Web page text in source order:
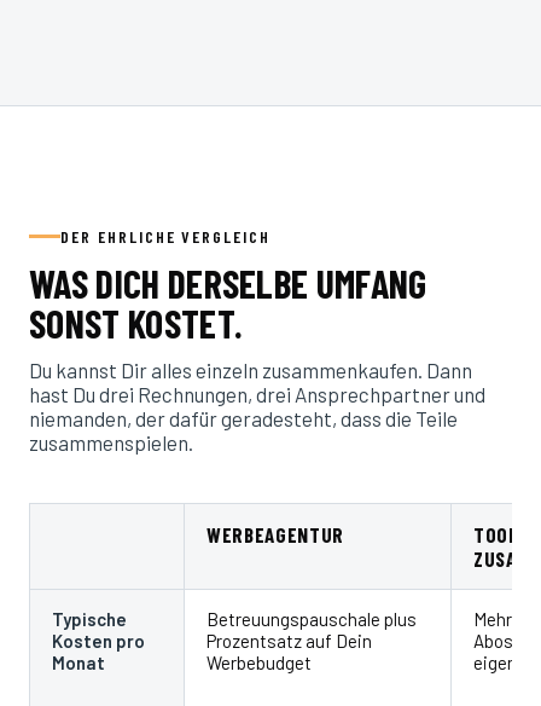
DER EHRLICHE VERGLEICH
WAS DICH DERSELBE UMFANG
SONST KOSTET.
Du kannst Dir alles einzeln zusammenkaufen. Dann
hast Du drei Rechnungen, drei Ansprechpartner und
niemanden, der dafür geradesteht, dass die Teile
zusammenspielen.
WERBEAGENTUR
TOOLS
Typische
Kosten pro
Monat
Betreuungspauschale plus
Prozentsatz auf Dein
Werbebudget
Abos
eigene